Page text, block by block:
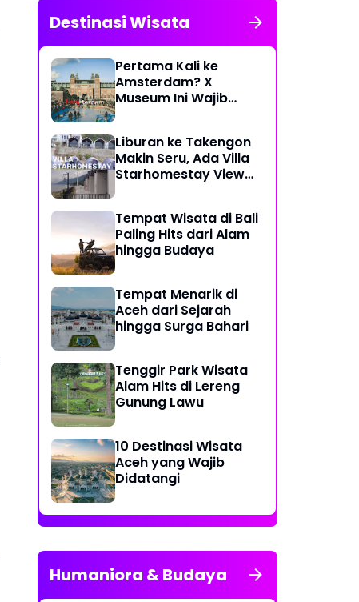
Destinasi Wisata
Pertama Kali ke
Amsterdam? X
Museum Ini Wajib
Liburan ke Takengon
Makin Seru, Ada Villa
Starhomestay View
Tempat Wisata di Bali
Paling Hits dari Alam
hingga Budaya
Tempat Menarik di
Aceh dari Sejarah
hingga Surga Bahari
Tenggir Park Wisata
Alam Hits di Lereng
Gunung Lawu
10 Destinasi Wisata
Aceh yang Wajib
Didatangi
Humaniora & Budaya